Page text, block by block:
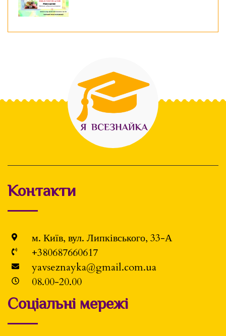
Контакти
м. Київ, вул. Липківського, 33-А
+380687660617
yavseznayka@gmail.com.ua
08.00-20.00
Соціальні мережі